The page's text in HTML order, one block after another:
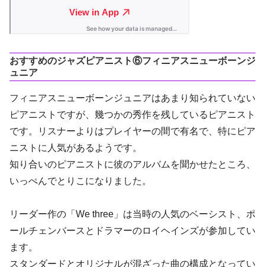
おすすめのジャズピアニスト⑥フィニアスニューボーンジ
ュニア
フィニアスニューボーンジュニアはあまり知られていない
ピアニストですが、幾つかの秀作を残しているピアニスト
です。リスナーよりはプレイヤーの間で有名で、特にピア
ニストに人気があるようです。
知り合いのピアニストに彼のアルバムを聞かせたところ、
いっぺんでとりこになりました。
リーダー作の「We three」は当時の人気のベーシスト、ポ
ールチェンバースとドラマーのロイヘインズが参加してい
ます。
スタンダードとオリジナルが混ざった曲の構成となってい